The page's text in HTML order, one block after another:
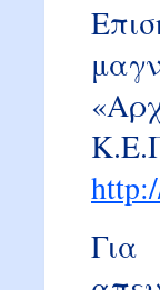
Για